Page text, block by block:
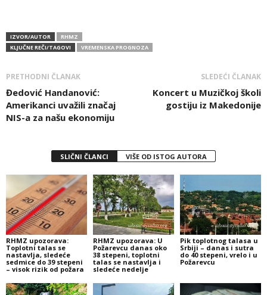
IZVOR/AUTOR
RHMZ
KLJUČNE REČI/TAGOVI
VREMENSKA PROGNOZA
PRETHODNI ČLANAK
Đedović Handanović:
Amerikanci uvažili značaj
NIS-a za našu ekonomiju
SLEDEĆI ČLANAK
Koncert u Muzičkoj školi
gostiju iz Makedonije
SLIČNI ČLANCI VIŠE OD ISTOG AUTORA
RHMZ upozorava:
Toplotni talas se
nastavlja, sledeće
sedmice do 39 stepeni
– visok rizik od požara
RHMZ upozorava: U
Požarevcu danas oko
38 stepeni, toplotni
talas se nastavlja i
sledeće nedelje
Pik toplotnog talasa u
Srbiji – danas i sutra
do 40 stepeni, vrelo i u
Požarevcu